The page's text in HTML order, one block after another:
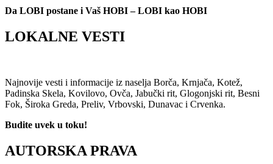
Da LOBI postane i Vaš HOBI – LOBI kao HOBI
LOKALNE VESTI
Najnovije vesti i informacije iz naselja Borča, Krnjača, Kotež,
Padinska Skela, Kovilovo, Ovča, Jabučki rit, Glogonjski rit, Besni
Fok, Široka Greda, Preliv, Vrbovski, Dunavac i Crvenka.
Budite uvek u toku!
AUTORSKA PRAVA